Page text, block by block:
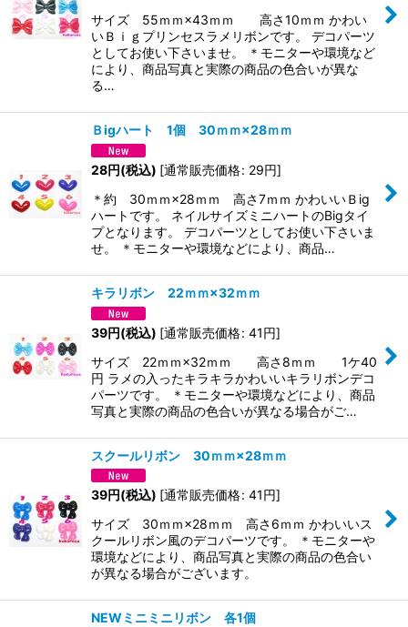
サイズ 55ｍｍ×43ｍｍ 高さ10ｍｍ かわい
いＢｉｇプリンセスラメリボンです。 デコパーツ
としてお使い下さいませ。 ＊モニターや環境など
により、商品写真と実際の商品の色合いが異な
る…
Ｂigハート 1個 30ｍｍ×28ｍｍ
28円(税込) [通常販売価格: 29円]
＊約 30ｍｍ×28ｍｍ 高さ7ｍｍ かわいいＢig
ハートです。 ネイルサイズミニハートのBigタイ
プとなります。 デコパーツとしてお使い下さいま
せ。 ＊モニターや環境などにより、商品…
キラリボン 22ｍｍ×32ｍｍ
39円(税込) [通常販売価格: 41円]
サイズ 22ｍｍ×32ｍｍ 高さ8ｍｍ 1ケ40
円 ラメの入ったキラキラかわいいキラリボンデコ
パーツです。 ＊モニターや環境などにより、商品
写真と実際の商品の色合いが異なる場合がご…
スクールリボン 30ｍｍ×28ｍｍ
39円(税込) [通常販売価格: 41円]
サイズ 30ｍｍ×28ｍｍ 高さ6ｍｍ かわいいス
クールリボン風のデコパーツです。 ＊モニターや
環境などにより、商品写真と実際の商品の色合い
が異なる場合がございます。
NEWミニミニリボン 各1個